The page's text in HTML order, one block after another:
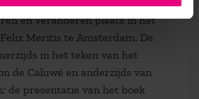
en Veranderen plaats in het
Meritis te Amsterdam. De
in het teken van het
de Caluwé en anderzijds van
de presentatie van het boek